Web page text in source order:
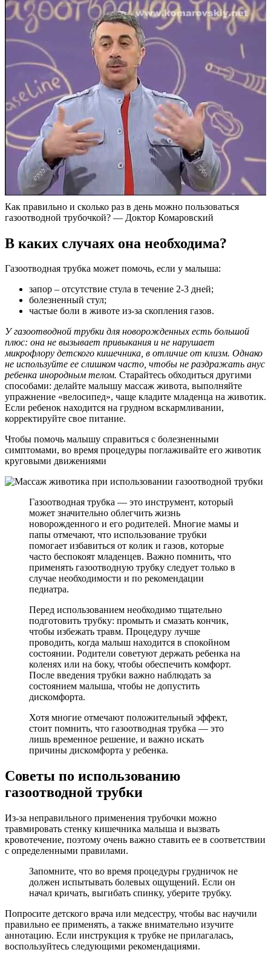
Как правильно и сколько раз в день можно пользоваться
газоотводной трубочкой? — Доктор Комаровский
В каких случаях она необходима?
Газоотводная трубка может помочь, если у малыша:
запор – отсутствие стула в течение 2-3 дней;
болезненный стул;
частые боли в животе из-за скопления газов.
У газоотводной трубки для новорожденных есть большой
плюс: она не вызывает привыкания и не нарушает
микрофлору детского кишечника, в отличие от клизм. Однако
не используйте ее слишком часто, чтобы не раздражать анус
ребенка инородным телом. Старайтесь обходиться другими
способами: делайте малышу массаж живота, выполняйте
упражнение «велосипед», чаще кладите младенца на животик.
Если ребенок находится на грудном вскармливании,
корректируйте свое питание.
Чтобы помочь малышу справиться с болезненными
симптомами, во время процедуры поглаживайте его животик
круговыми движениями
Газоотводная трубка — это инструмент, который
может значительно облегчить жизнь
новорожденного и его родителей. Многие мамы и
папы отмечают, что использование трубки
помогает избавиться от колик и газов, которые
часто беспокоят младенцев. Важно помнить, что
применять газоотводную трубку следует только в
случае необходимости и по рекомендации
педиатра.
Перед использованием необходимо тщательно
подготовить трубку: промыть и смазать кончик,
чтобы избежать травм. Процедуру лучше
проводить, когда малыш находится в спокойном
состоянии. Родители советуют держать ребенка на
коленях или на боку, чтобы обеспечить комфорт.
После введения трубки важно наблюдать за
состоянием малыша, чтобы не допустить
дискомфорта.
Хотя многие отмечают положительный эффект,
стоит помнить, что газоотводная трубка — это
лишь временное решение, и важно искать
причины дискомфорта у ребенка.
Советы по использованию
газоотводной трубки
Из-за неправильного применения трубочки можно
травмировать стенку кишечника малыша и вызвать
кровотечение, поэтому очень важно ставить ее в соответствии
с определенными правилами.
Запомните, что во время процедуры грудничок не
должен испытывать болевых ощущений. Если он
начал кричать, выгибать спинку, уберите трубку.
Попросите детского врача или медсестру, чтобы вас научили
правильно ее применять, а также внимательно изучите
аннотацию. Если инструкция к трубке не прилагалась,
воспользуйтесь следующими рекомендациями.